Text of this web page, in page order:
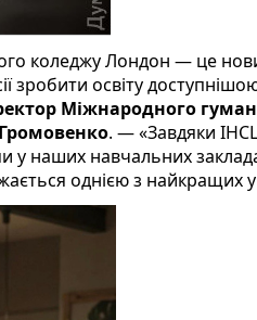
коледжу Лондон — це
зробити освіту
Міжнародного
. — «Завдяки
у наших навчальних
однією з найкращих у